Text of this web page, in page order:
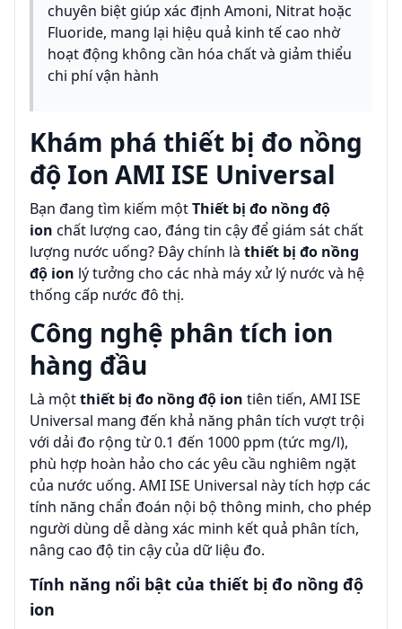
chuyên biệt giúp xác định Amoni, Nitrat hoặc
Fluoride, mang lại hiệu quả kinh tế cao nhờ
hoạt động không cần hóa chất và giảm thiểu
chi phí vận hành
Khám phá thiết bị đo nồng
độ Ion AMI ISE Universal
Bạn đang tìm kiếm mộtThiết bị đo nồng độ
ion chất lượng cao, đáng tin cậy để giám sát chất
lượng nước uống? Đây chính là thiết bị đo nồng
độ ion lý tưởng cho các nhà máy xử lý nước và hệ
thống cấp nước đô thị.
Công nghệ phân tích ion
hàng đầu
Là mộtthiết bị đo nồng độ ion tiên tiến, AMI ISE
Universal mang đến khả năng phân tích vượt trội
với dải đo rộng từ 0.1 đến 1000 ppm (tức mg/l),
phù hợp hoàn hảo cho các yêu cầu nghiêm ngặt
của nước uống. AMI ISE Universal này tích hợp các
tính năng chẩn đoán nội bộ thông minh, cho phép
người dùng dễ dàng xác minh kết quả phân tích,
nâng cao độ tin cậy của dữ liệu đo.
Tính năng nổi bật của thiết bị đo nồng độ
ion